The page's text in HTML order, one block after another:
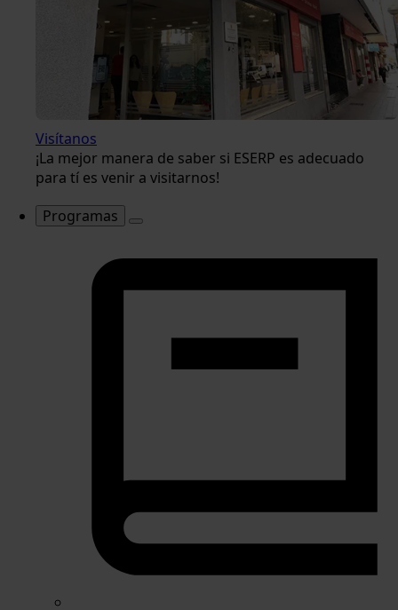
Visítanos
¡La mejor manera de saber si ESERP es adecuado
para tí es venir a visitarnos!
Programas